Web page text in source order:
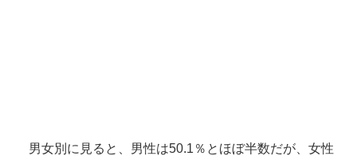
男女別に見ると、男性は50.1％とほぼ半数だが、女性